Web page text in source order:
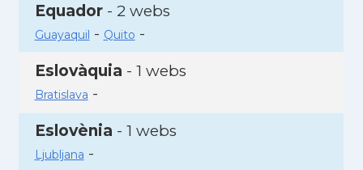
Equador- 2 webs
Guayaquil - Quito -
Eslovàquia - 1 webs
Bratislava -
Eslovènia - 1 webs
Ljubljana -